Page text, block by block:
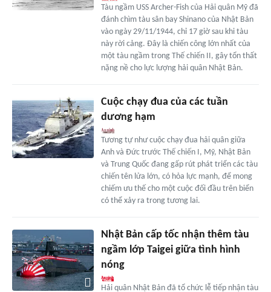
Tàu ngầm USS Archer-Fish của Hải quân Mỹ đã
đánh chìm tàu sân bay Shinano của Nhật Bản
vào ngày 29/11/1944, chỉ 17 giờ sau khi tàu
này rời cảng. Đây là chiến công lớn nhất của
một tàu ngầm trong Thế chiến II, gây tổn thất
nặng nề cho lực lượng hải quân Nhật Bản.
Cuộc chạy đua của các tuần
dương hạm
Tương tự như cuộc chạy đua hải quân giữa
Anh và Đức trước Thế chiến I, Mỹ, Nhật Bản
và Trung Quốc đang gấp rút phát triển các tàu
chiến tên lửa lớn, có hỏa lực mạnh, để mong
chiếm ưu thế cho một cuộc đối đầu trên biển
có thể xảy ra trong tương lai.
Nhật Bản cấp tốc nhận thêm tàu
ngầm lớp Taigei giữa tình hình
nóng
Hải quân Nhật Bản đã tổ chức lễ tiếp nhận tàu